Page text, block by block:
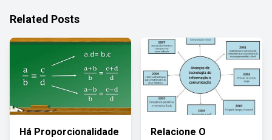
Related Posts
Há Proporcionalidade
Relacione O